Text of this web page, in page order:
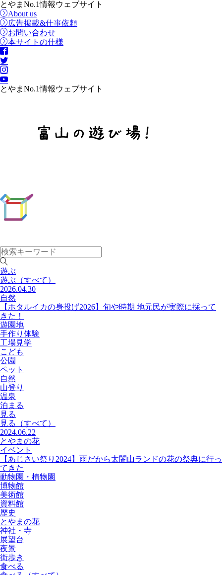
とやまNo.1情報ウェブサイト
About us
広告掲載&仕事依頼
お問い合わせ
本サイトの仕様
とやまNo.1情報ウェブサイト
遊ぶ
遊ぶ （すべて）
2026.04.30
自然
【ホタルイカの身投げ2026】旬や時期 地元民が実際に採って
きた！
遊園地
手作り体験
工場見学
こども
公園
ペット
自然
山登り
温泉
泊まる
見る
見る
（すべて）
2024.06.22
とやまの花
イベント
【あじさい祭り2024】雨だから太閤山ランドの花の祭典に行っ
てきた
動物園・植物園
博物館
美術館
資料館
歴史
とやまの花
神社・寺
展望台
夜景
街歩き
食べる